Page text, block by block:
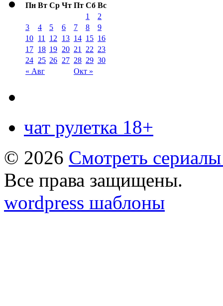
Пн Вт Ср Чт Пт Сб Вс
« Авг Окт »
1
2
3
4 5 6 7 8
9
10 11 12 13 14 15 16
17 18 19 20 21 22 23
24 25 26 27 28 29 30
чат рулетка 18+
© 2026 Смотреть
Все права защищены.
wordpress шаблоны